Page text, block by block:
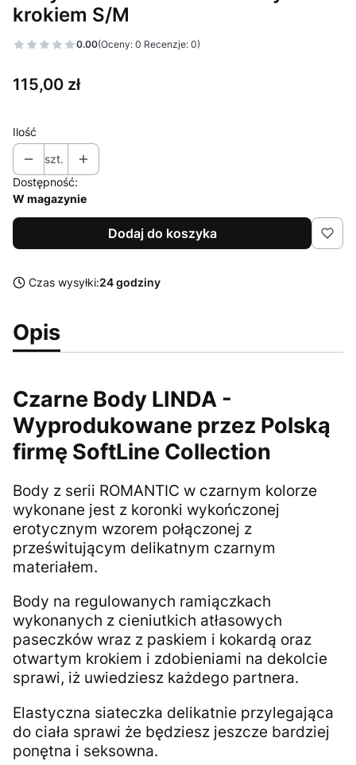
krokiem S/M
0.00(Oceny: 0 Recenzje: 0)
Cena
115,00 zł
Ilość
szt.
Dostępność:
W magazynie
Dodaj do koszyka
Czas wysyłki:24 godziny
Opis
Czarne Body LINDA -
Wyprodukowane przez Polską
firmę SoftLine Collection
Body z serii ROMANTIC w czarnym kolorze
wykonane jest z koronki wykończonej
erotycznym wzorem połączonej z
prześwitującym delikatnym czarnym
materiałem.
Body na regulowanych ramiączkach
wykonanych z cieniutkich atłasowych
paseczków wraz z paskiem i kokardą oraz
otwartym krokiem i zdobieniami na dekolcie
sprawi, iż uwiedziesz każdego partnera.
Elastyczna siateczka delikatnie przylegająca
do ciała sprawi że będziesz jeszcze bardziej
ponętna i seksowna.